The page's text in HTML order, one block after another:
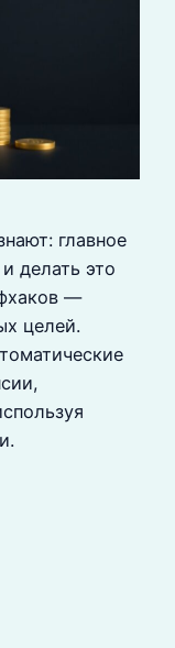
главное
делать это
—
целей.